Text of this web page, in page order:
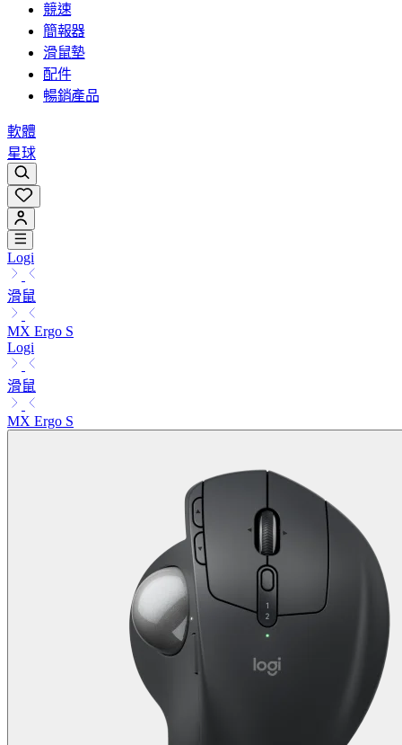
競速
簡報器
滑鼠墊
配件
暢銷產品
軟體
星球
Logi
滑鼠
MX Ergo S
Logi
滑鼠
MX Ergo S